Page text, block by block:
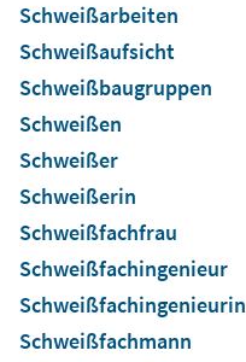
Schweißarbeiten
Schweißaufsicht
Schweißbaugruppen
Schweißen
Schweißer
Schweißerin
Schweißfachfrau
Schweißfachingenieur
Schweißfachingenieurin
Schweißfachmann